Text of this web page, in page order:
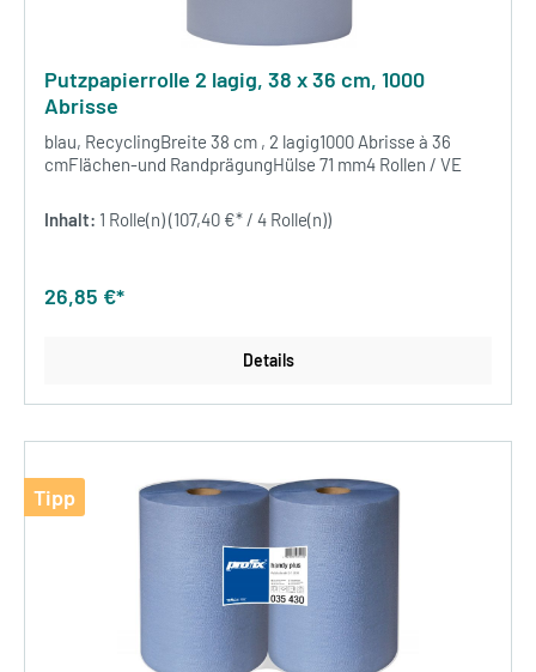
Putzpapierrolle 2 lagig, 38 x 36 cm, 1000
Abrisse
blau, RecyclingBreite 38 cm , 2 lagig1000 Abrisse à 36
cmFlächen-und RandprägungHülse 71 mm4 Rollen / VE
Inhalt: 1 Rolle(n)(107,40 €* / 4 Rolle(n))
26,85 €*
Details
Tipp